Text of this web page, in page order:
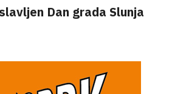
Dan grada Slunja